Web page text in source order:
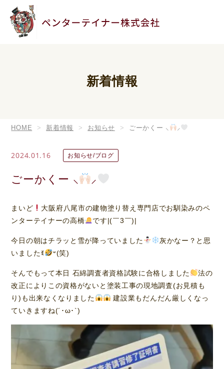
新着情報
HOME 新着情報 お知らせ ごーかくー ⸜ ⸝‍
2024.01.16 お知らせ/ブログ
ごーかくー ⸜ ⸝‍
まいど
大阪府八尾市の建物塗り替え専門店でお馴染みのペ
ンターテイナーの高橋
です|(￣3￣)|
今日の朝はチラッと雪が降っていました
灰かなー？と思
いましたꉂ
𐤔(笑)
そんでもって本日 石綿調査者資格試験に合格しました
法の
改正によりこの資格がないと塗装工事の現地調査(お見積も
り)も出来なくなりました
建設業もだんだん厳しくなっ
ていきますね(´･ω･`)